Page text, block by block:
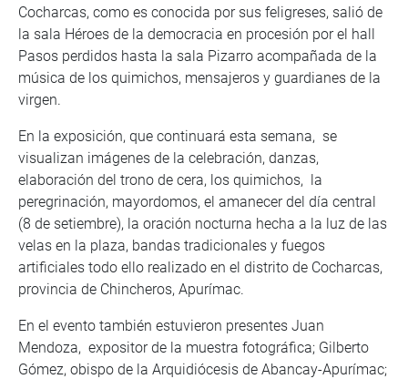
Cocharcas, como es conocida por sus feligreses, salió de
la sala Héroes de la democracia en procesión por el hall
Pasos perdidos hasta la sala Pizarro acompañada de la
música de los quimichos, mensajeros y guardianes de la
virgen.
En la exposición, que continuará esta semana, se
visualizan imágenes de la celebración, danzas,
elaboración del trono de cera, los quimichos, la
peregrinación, mayordomos, el amanecer del día central
(8 de setiembre), la oración nocturna hecha a la luz de las
velas en la plaza, bandas tradicionales y fuegos
artificiales todo ello realizado en el distrito de Cocharcas,
provincia de Chincheros, Apurímac.
En el evento también estuvieron presentes Juan
Mendoza, expositor de la muestra fotográfica; Gilberto
Gómez, obispo de la Arquidiócesis de Abancay-Apurímac;